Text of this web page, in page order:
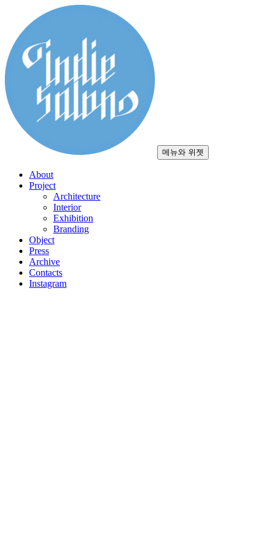
로
건
너
뛰
기
메뉴와 위젯
About
Project
Architecture
Interior
Exhibition
Branding
Object
Press
Archive
Contacts
Instagram